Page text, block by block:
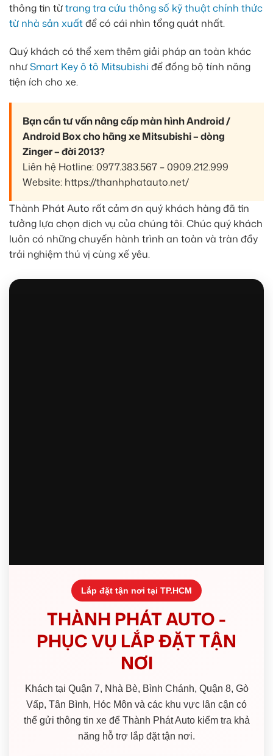
thông tin từtrang tra cứu thông số kỹ thuật chính thức
từ nhà sản xuấtđể có cái nhìn tổng quát nhất.
Quý khách có thể xem thêm giải pháp an toàn khác
nhưSmart Key ô tô Mitsubishi để đồng bộ tính năng
tiện ích cho xe.
Bạn cần tư vấn nâng cấp màn hình Android /
Android Box cho hãng xe Mitsubishi – dòng
Zinger – đời 2013?
Liên hệ Hotline: 0977.383.567 – 0909.212.999
Website: https://thanhphatauto.net/
Thành Phát Auto rất cảm ơn quý khách hàng đã tin
tưởng lựa chọn dịch vụ của chúng tôi. Chúc quý khách
luôn có những chuyến hành trình an toàn và tràn đầy
trải nghiệm thú vị cùng xế yêu.
Lắp đặt tận nơi tại TP.HCM
THÀNH PHÁT AUTO -
PHỤC VỤ LẮP ĐẶT TẬN
NƠI
Khách tại Quận 7, Nhà Bè, Bình Chánh, Quận 8, Gò
Vấp, Tân Bình, Hóc Môn và các khu vực lân cận có
thể gửi thông tin xe để Thành Phát Auto kiểm tra khả
năng hỗ trợ lắp đặt tận nơi.